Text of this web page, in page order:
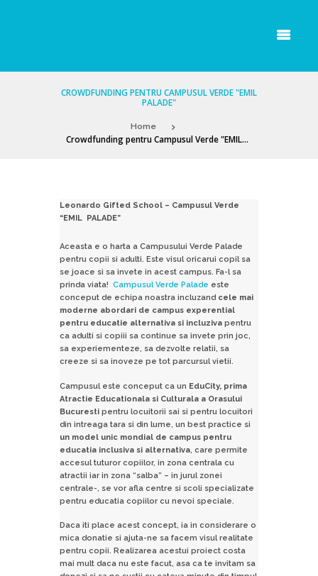
CROWDFUNDING PENTRU CAMPUSUL VERDE "EMIL
PALADE"
Home
Crowdfunding pentru Campusul Verde "EMIL...
Leonardo Gifted School – Campusul Verde
“EMIL PALADE”
Aceasta e o harta a Campusului Verde Palade
pentru copii si adulti. Este visul oricarui copil sa
se joace si sa invete in acest campus. Fa-l sa
prinda viata! Campusul Verde Palade este
conceput de echipa noastra incluzand cele mai
moderne abordari de campus experential
pentru educatie alternativa si incluziva pentru
ca adulti si copiii sa continue sa invete prin joc,
sa experiementeze, sa dezvolte relatii, sa
creeze si sa inoveze pe tot parcursul vietii.
Campusul este conceput ca un EduCity, prima
Atractie Educationala si Culturala a Orasului
Bucuresti pentru locuitorii sai si pentru locuitori
din intreaga tara si din lume, un best practice si
un model unic mondial de campus pentru
educatia inclusiva si alternativa, care permite
accesul tuturor copiilor, in zona centrala cu
atractii iar in zona “salba” – in jurul zonei
centrale-, se vor afla centre si scoli specializate
pentru educatia copiilor cu nevoi speciale.
Daca iti place acest concept, ia in considerare o
mica donatie si ajuta-ne sa facem visul realitate
pentru copii. Realizarea acestui proiect costa
mai mult daca nu este facut, asa ca te invitam sa